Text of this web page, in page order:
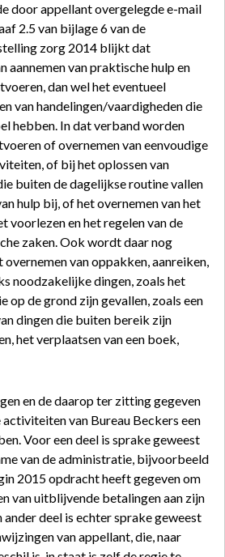
door appellant overgelegde e-mail
2.5 van bijlage 6 van de
zorg 2014 blijkt dat
aannemen van praktische hulp en
dan wel het eventueel
van handelingen/vaardigheden die
hebben. In dat verband worden
of overnemen van eenvoudige
of bij het oplossen van
buiten de dagelijkse routine vallen
hulp bij, of het overnemen van het
voorlezen en het regelen van de
zaken. Ook wordt daar nog
van oppakken, aanreiken,
noodzakelijke dingen, zoals het
op de grond zijn gevallen, zoals een
dingen die buiten bereik zijn
het verplaatsen van een boek,
en de daarop ter zitting gegeven
van Bureau Beckers een
Voor een deel is sprake geweest
van de administratie, bijvoorbeeld
2015 opdracht heeft gegeven om
van uitblijvende betalingen aan zijn
ander deel is echter sprake geweest
van appellant, die, naar